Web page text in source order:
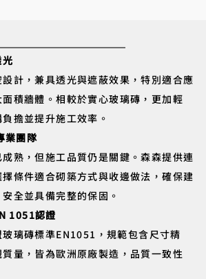
計，兼具透光與遮蔽效果，特別適合應
積牆體。相較於實心玻璃磚，更加輕
擔並提升施工效率。
業團隊
熟，但施工品質仍是關鍵。森森提供連
條件適合砌築方式與收邊做法，確保建
全並具備完整的保固。
1051認證
璃磚標準EN1051，規範包含尺寸精
量，皆為歐洲原廠製造，品質一致性